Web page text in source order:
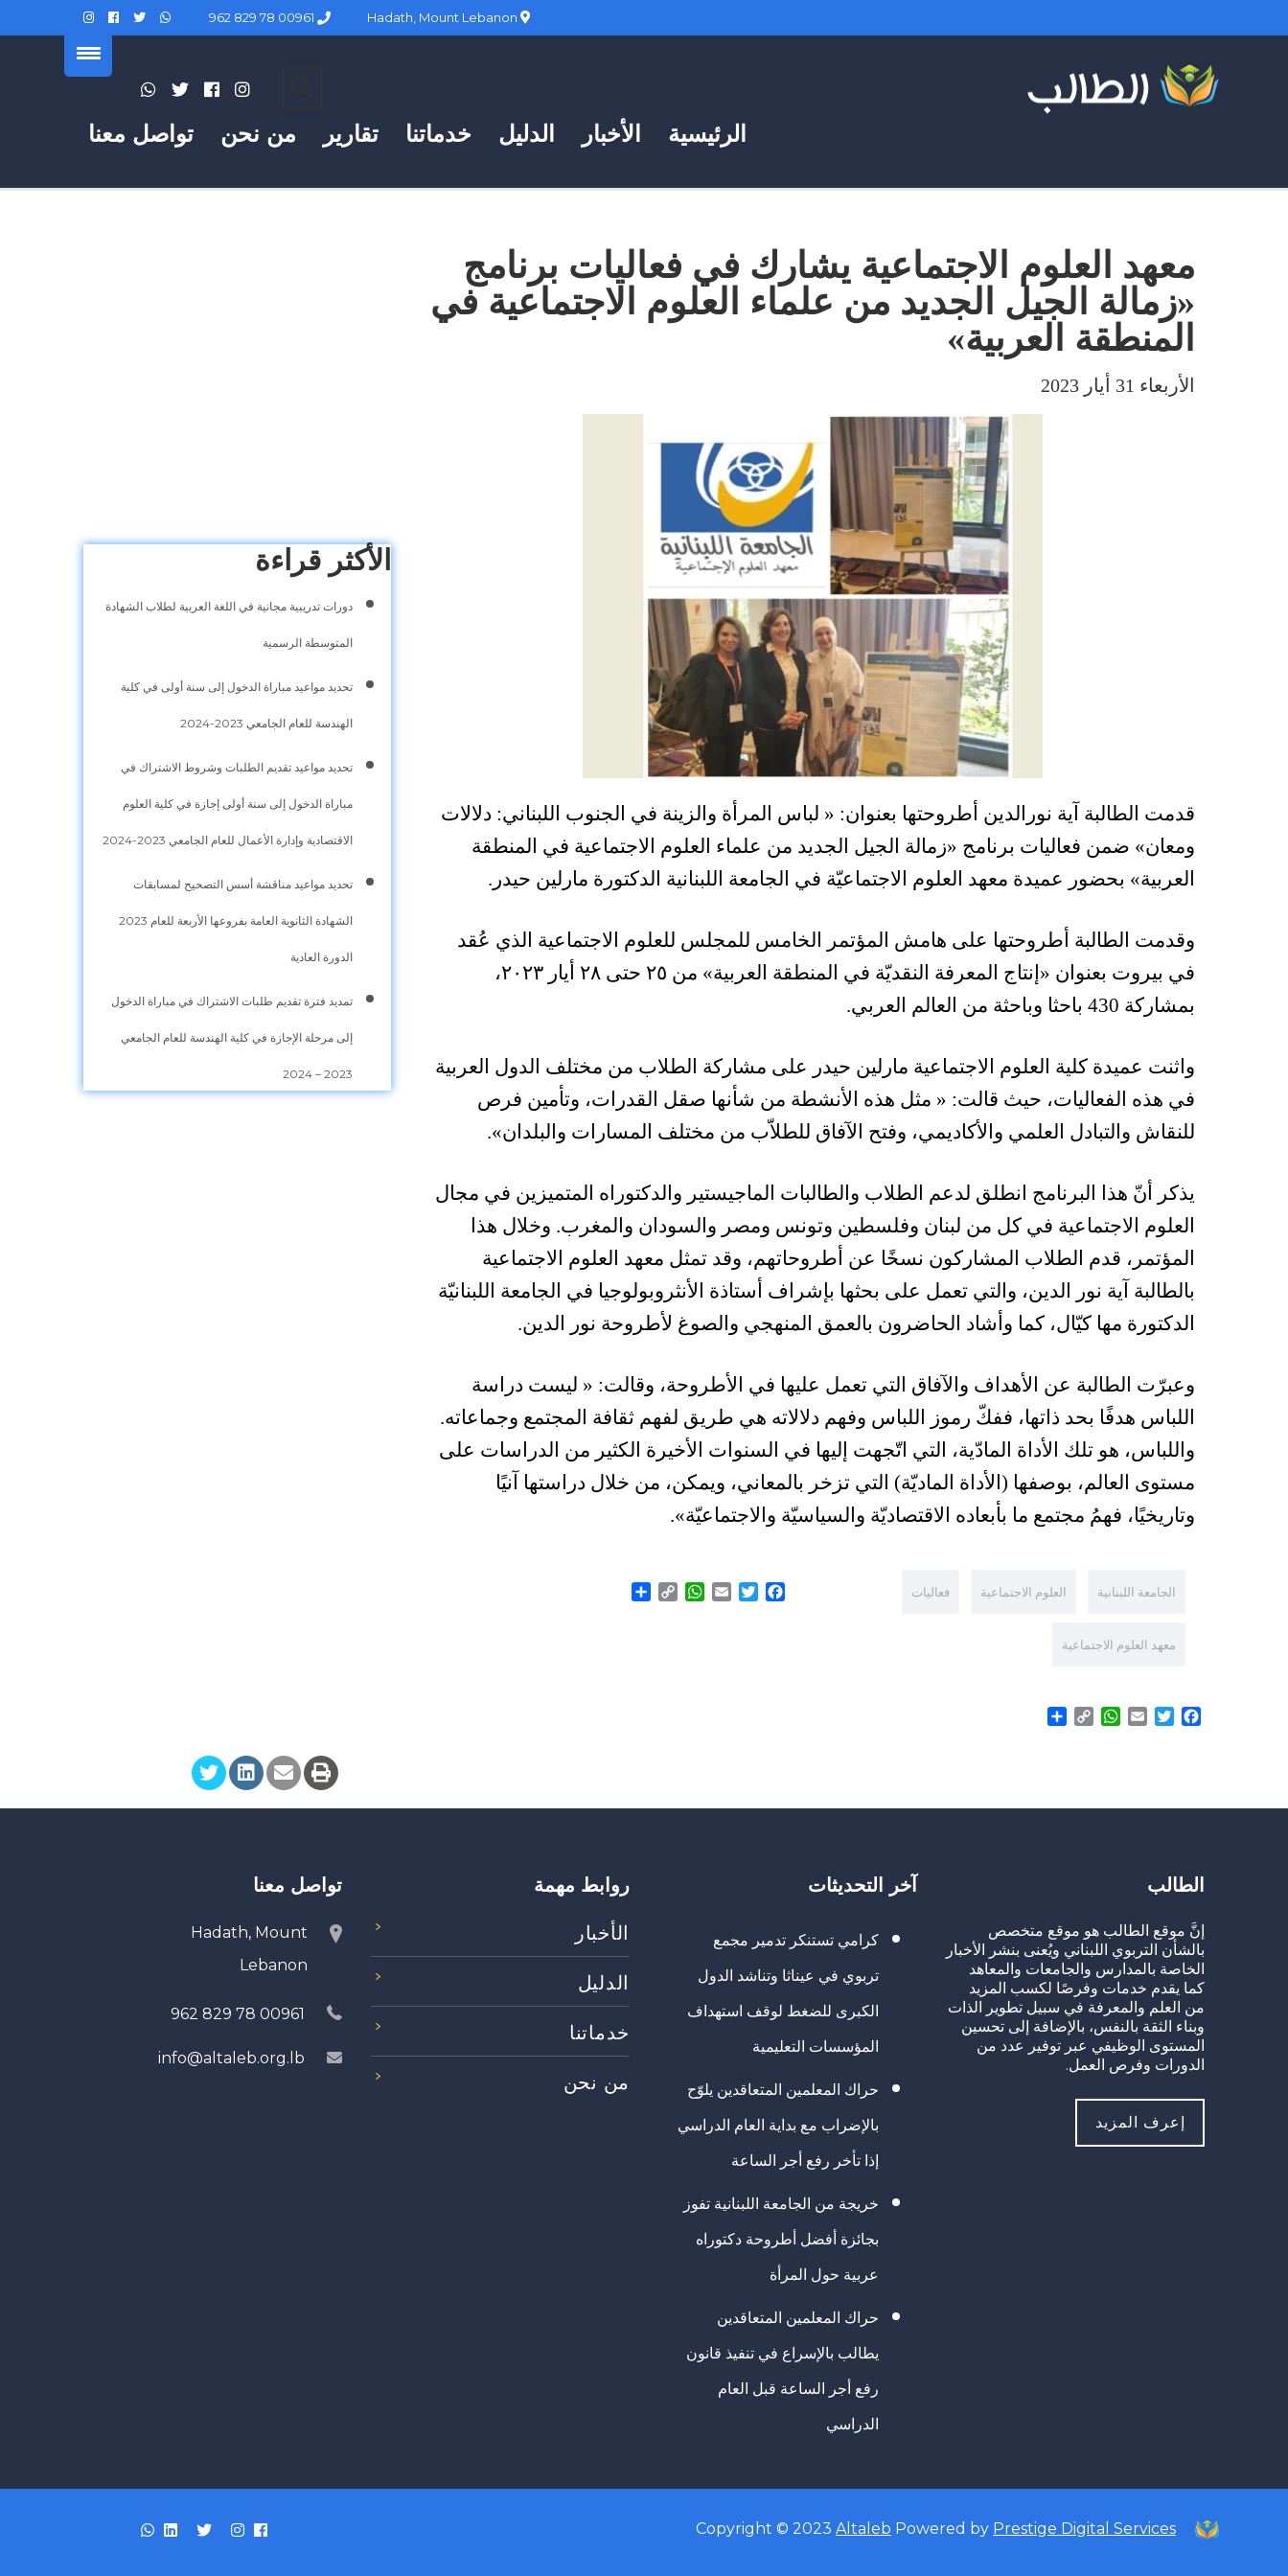
تواصل معنا من نحن تقارير خدماتنا الدليل الأخبار الرئيسية
معهد العلوم الاجتماعية يشارك في فعاليات برنامج
«زمالة الجيل الجديد من علماء العلوم الاجتماعية في
المنطقة العربية»
الأربعاء 31 أيار 2023
قدمت الطالبة آية نورالدين أطروحتها بعنوان: « لباس المرأة والزينة في الجنوب اللبناني: دلالات
ومعان» ضمن فعاليات برنامج «زمالة الجيل الجديد من علماء العلوم الاجتماعية في المنطقة
العربية» بحضور عميدة معهد العلوم الاجتماعيّة في الجامعة اللبنانية الدكتورة مارلين حيدر.
وقدمت الطالبة أطروحتها على هامش المؤتمر الخامس للمجلس للعلوم الاجتماعية الذي عُقد
في بيروت بعنوان «إنتاج المعرفة النقديّة في المنطقة العربية» من ٢٥ حتى ٢٨ أيار ٢٠٢٣،
بمشاركة 430 باحثا وباحثة من العالم العربي.
واثنت عميدة كلية العلوم الاجتماعية مارلين حيدر على مشاركة الطلاب من مختلف الدول العربية
في هذه الفعاليات، حيث قالت: « مثل هذه الأنشطة من شأنها صقل القدرات، وتأمين فرص
للنقاش والتبادل العلمي والأكاديمي، وفتح الآفاق للطلاّب من مختلف المسارات والبلدان».
يذكر أنّ هذا البرنامج انطلق لدعم الطلاب والطالبات الماجيستير والدكتوراه المتميزين في مجال
العلوم الاجتماعية في كل من لبنان وفلسطين وتونس ومصر والسودان والمغرب. وخلال هذا
المؤتمر، قدم الطلاب المشاركون نسخًا عن أطروحاتهم، وقد تمثل معهد العلوم الاجتماعية
بالطالبة آية نور الدين، والتي تعمل على بحثها بإشراف أستاذة الأنثروبولوجيا في الجامعة اللبنانيّة
الدكتورة مها كيّال، كما وأشاد الحاضرون بالعمق المنهجي والصوغ لأطروحة نور الدين.
وعبرّت الطالبة عن الأهداف والآفاق التي تعمل عليها في الأطروحة، وقالت: « ليست دراسة
اللباس هدفًا بحد ذاتها، ففكّ رموز اللباس وفهم دلالاته هي طريق لفهم ثقافة المجتمع وجماعاته.
واللباس، هو تلك الأداة المادّية، التي اتّجهت إليها في السنوات الأخيرة الكثير من الدراسات على
مستوى العالم، بوصفها (الأداة الماديّة) التي تزخر بالمعاني، ويمكن، من خلال دراستها آنيًا
وتاريخيًا، فهمُ مجتمع ما بأبعاده الاقتصاديّة والسياسيّة والاجتماعيّة».
الجامعة اللبنانية العلوم الاجتماعية فعاليات
معهد العلوم الاجتماعية
Facebook
Twitter
Email
WhatsApp
Copy
الأكثر قراءة
دورات تدريبية مجانية في اللغة العربية لطلاب الشهادة
المتوسطة الرسمية
تحديد مواعيد مباراة الدخول إلى سنة أولى في كلية
الهندسة للعام الجامعي 2023-2024
تحديد مواعيد تقديم الطلبات وشروط الاشتراك في
مباراة الدخول إلى سنة أولى إجازة في كلية العلوم
الاقتصادية وإدارة الأعمال للعام الجامعي 2023-2024
تحديد مواعيد مناقشة أسس التصحيح لمسابقات
الشهادة الثانوية العامة بفروعها الأربعة للعام 2023
الدورة العادية
تمديد فترة تقديم طلبات الاشتراك في مباراة الدخول
إلى مرحلة الإجازة في كلية الهندسة للعام الجامعي
2023 – 2024
Facebook
Twitter
Email
WhatsApp
Copy
الطالب
إنَّ موقع الطالب هو موقع متخصص
بالشأن التربوي اللبناني ويُعنى بنشر الأخبار
الخاصة بالمدارس والجامعات والمعاهد
كما يقدم خدمات وفرصًا لكسب المزيد
من العلم والمعرفة في سبيل تطوير الذات
وبناء الثقة بالنفس، بالإضافة إلى تحسين
المستوى الوظيفي عبر توفير عدد من
الدورات وفرص العمل.
إعرف المزيد
آخر التحديثات
كرامي تستنكر تدمير مجمع
تربوي في عيناثا وتناشد الدول
الكبرى للضغط لوقف استهداف
المؤسسات التعليمية
حراك المعلمين المتعاقدين يلوّح
بالإضراب مع بداية العام الدراسي
إذا تأخر رفع أجر الساعة
خريجة من الجامعة اللبنانية تفوز
بجائزة أفضل أطروحة دكتوراه
عربية حول المرأة
حراك المعلمين المتعاقدين
يطالب بالإسراع في تنفيذ قانون
رفع أجر الساعة قبل العام
الدراسي
روابط مهمة
الأخبار
الدليل
خدماتنا
من نحن
تواصل معنا
Hadath, Mount
Lebanon
00961 78 829 962
info@altaleb.org.lb
Copyright © 2023 Altaleb Powered by Prestige Digital Services